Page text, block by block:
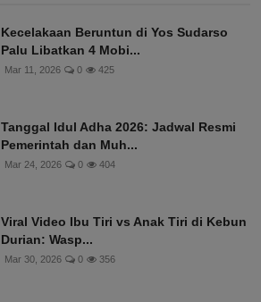
Kecelakaan Beruntun di Yos Sudarso
Palu Libatkan 4 Mobi...
Mar 11, 2026 0 425
Tanggal Idul Adha 2026: Jadwal Resmi
Pemerintah dan Muh...
Mar 24, 2026 0 404
Viral Video Ibu Tiri vs Anak Tiri di Kebun
Durian: Wasp...
Mar 30, 2026 0 356